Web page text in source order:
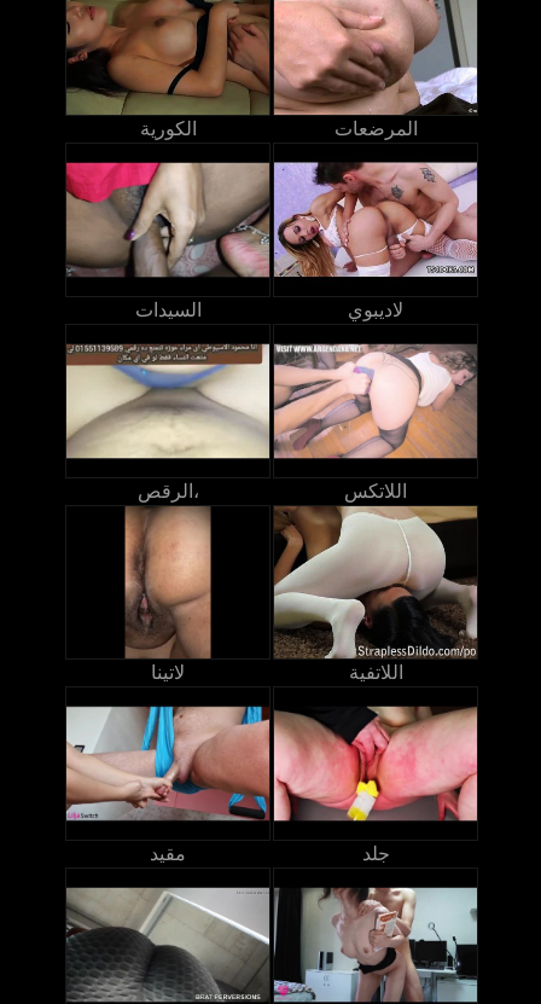
الكورية المرضعات
السيدات لاديبوي
الرقص، اللاتكس
لاتينا اللاتفية
مقيد جلد